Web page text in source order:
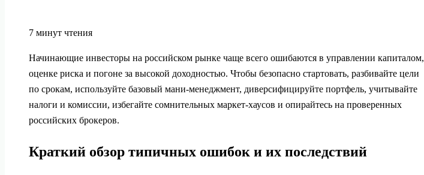
7 минут чтения
Начинающие инвесторы на российском рынке чаще всего ошибаются в управлении капиталом,
оценке риска и погоне за высокой доходностью. Чтобы безопасно стартовать, разбивайте цели
по срокам, используйте базовый мани-менеджмент, диверсифицируйте портфель, учитывайте
налоги и комиссии, избегайте сомнительных маркет-хаусов и опирайтесь на проверенных
российских брокеров.
Краткий обзор типичных ошибок и их последствий